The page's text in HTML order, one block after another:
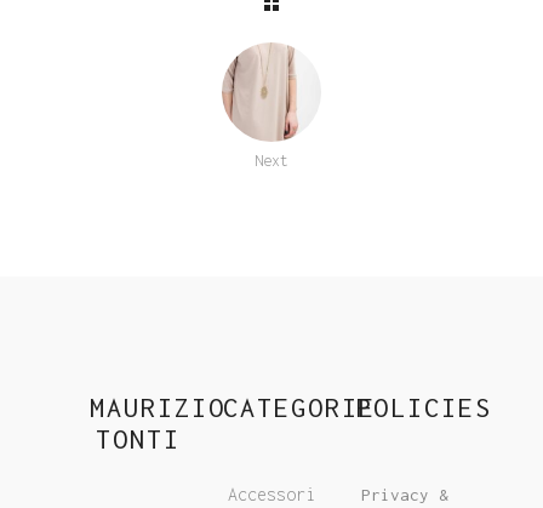
Next
MAURIZIO
TONTI
CATEGORIE
Accessori
POLICIES
Privacy &